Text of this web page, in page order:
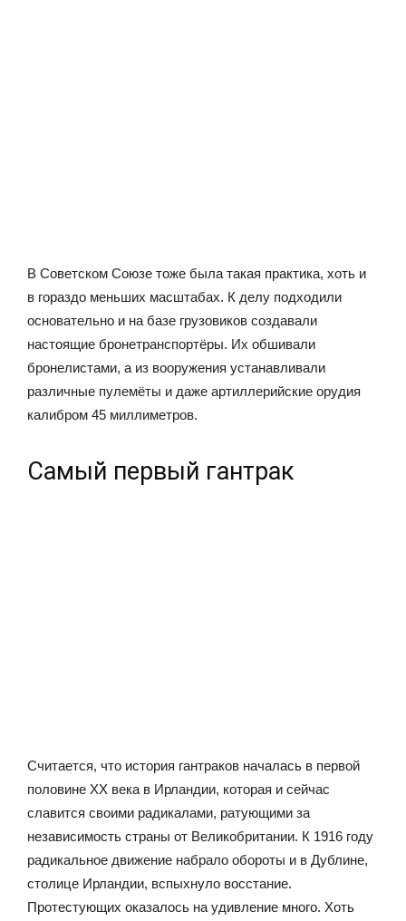
В Советском Союзе тоже была такая практика, хоть и
в гораздо меньших масштабах. К делу подходили
основательно и на базе грузовиков создавали
настоящие бронетранспортёры. Их обшивали
бронелистами, а из вооружения устанавливали
различные пулемёты и даже артиллерийские орудия
калибром 45 миллиметров.
Самый первый гантрак
Считается, что история гантраков началась в первой
половине ХХ века в Ирландии, которая и сейчас
славится своими радикалами, ратующими за
независимость страны от Великобритании. К 1916 году
радикальное движение набрало обороты и в Дублине,
столице Ирландии, вспыхнуло восстание.
Протестующих оказалось на удивление много. Хоть